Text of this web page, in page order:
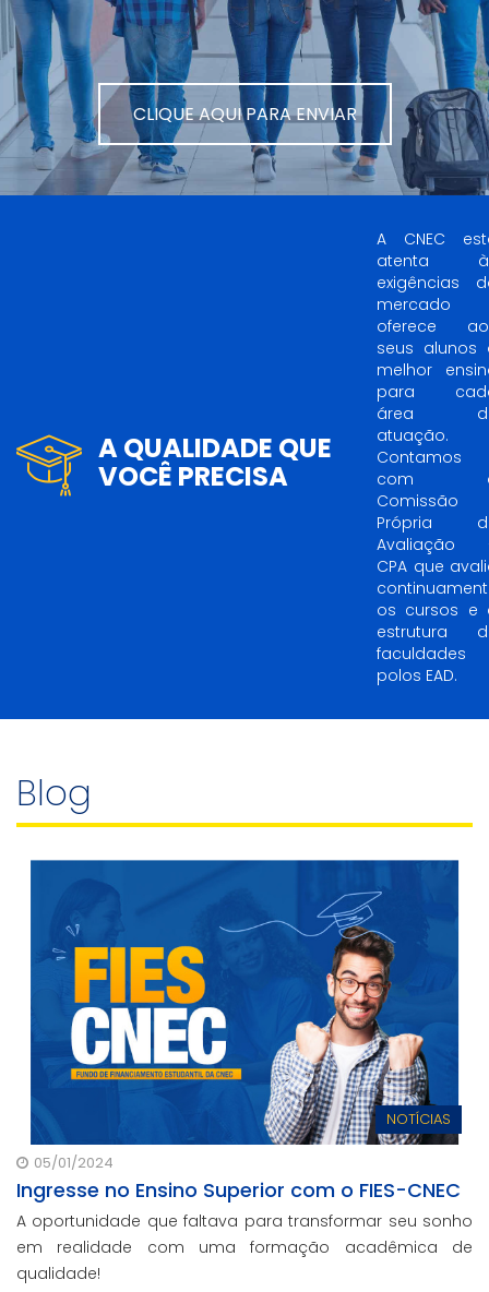
CLIQUE AQUI PARA ENVIAR
A QUALIDADE QUE
VOCÊ PRECISA
A CNEC
atenta
exigências
mercado
oferece
seus alunos
melhor
para
área
atuação.
Contamos
com
Comissão
Própria
Avaliação
CPA que
os cursos e
estrutura
faculdades
polos EAD.
Blog
NOTÍCIAS
05/01/2024
Ingresse no Ensino Superior com o FIES-CNEC
A oportunidade que faltava para transformar seu sonho
em realidade com uma formação acadêmica de
qualidade!